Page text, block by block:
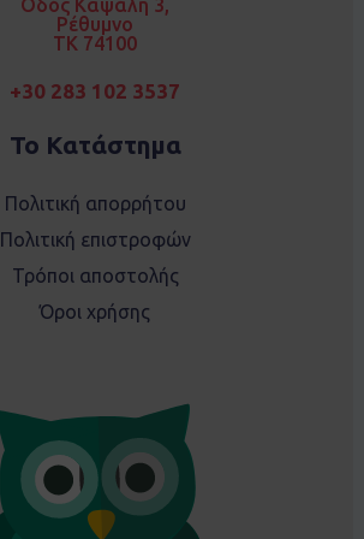
m
Οδός Καψάλη 3,
Ρέθυμνο
TK 74100
+30 283 102 3537
Το Κατάστημα
Πολιτική απορρήτου
Πολιτική επιστροφών
Τρόποι αποστολής
Όροι χρήσης